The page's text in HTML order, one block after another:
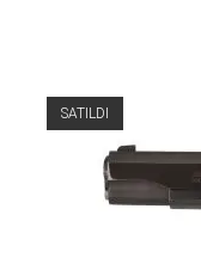
SATILDI